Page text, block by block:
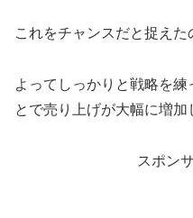
これをチャンスだと捉えた
よってしっかりと戦略を
とで売り上げが大幅に増加
スポン